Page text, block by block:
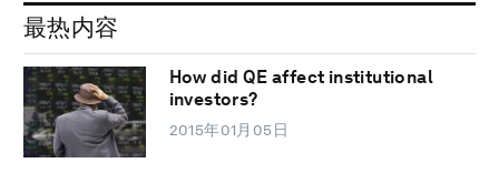
最热内容
How did QE affect institutional
investors?
2015年01月05日